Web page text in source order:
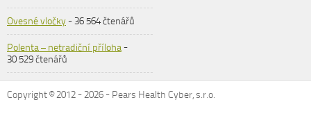
Ovesné vločky- 36 564 čtenářů
Polenta – netradiční příloha-
30 529 čtenářů
Copyright © 2012 -2026 - Pears Health Cyber, s.r.o.